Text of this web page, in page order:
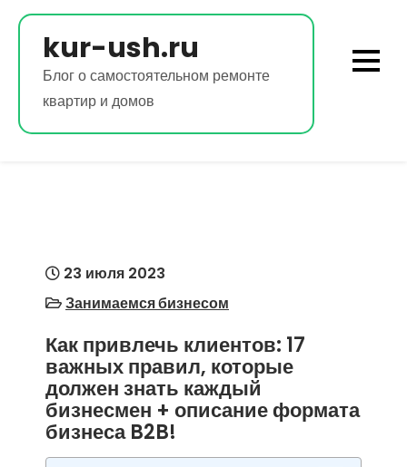
Перейти
содержимомуkur-ush.ru
Блог о самостоятельном ремонте
квартир и домов
23 июля 2023
Занимаемся бизнесом
Как привлечь клиентов: 17
важных правил, которые
должен знать каждый
бизнесмен + описание формата
бизнеса B2B!